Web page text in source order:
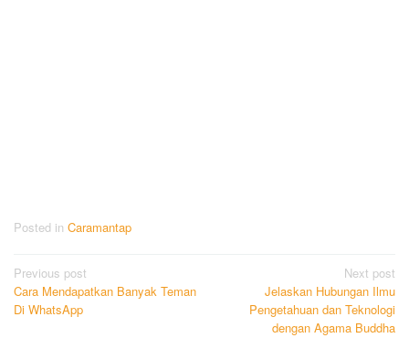
Posted in Caramantap
Post
navigation
Previous post
Cara Mendapatkan Banyak Teman
Di WhatsApp
Next post
Jelaskan Hubungan Ilmu
Pengetahuan dan Teknologi
dengan Agama Buddha